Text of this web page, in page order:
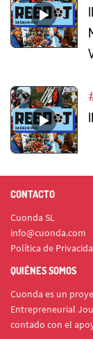
CONTACTO
Cuonda SL
info@cuonda.com
Política de
QUIÉNES SOMOS
Cuonda es un
Entrepreneurial
contado con el